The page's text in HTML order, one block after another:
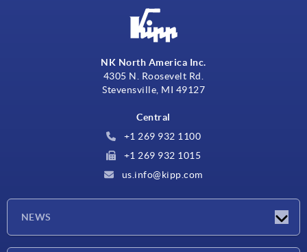
NK North America Inc.
4305 N. Roosevelt Rd.
Stevensville, MI 49127
Central
+1 269 932 1100
+1 269 932 1015
us.info@kipp.com
NEWS